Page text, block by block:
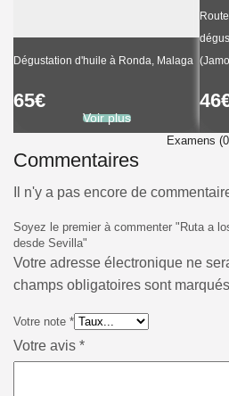
Dégustation d'huile à Ronda, Malaga
65€
Voir plus
46
Examens
Commentaires
Il n'y a pas encore de
Soyez le premier à commenter "Ruta a
desde Sevilla"
Votre adresse électronique ne
champs obligatoires sont marqués
Votre note *
Votre avis *